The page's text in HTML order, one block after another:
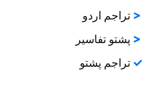
تراجم اردو
پشتو تفاسیر
تراجم پشتو